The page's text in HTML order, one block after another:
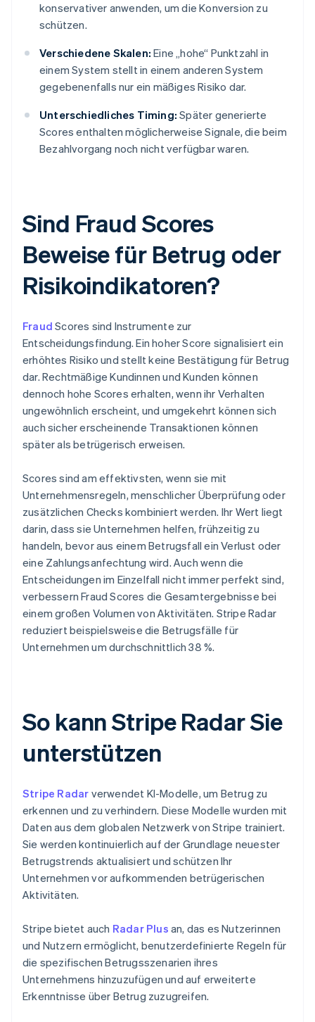
konservativer anwenden, um die Konversion zu
schützen.
Verschiedene Skalen: Eine „hohe“ Punktzahl in
einem System stellt in einem anderen System
gegebenenfalls nur ein mäßiges Risiko dar.
Unterschiedliches Timing: Später generierte
Scores enthalten möglicherweise Signale, die beim
Bezahlvorgang noch nicht verfügbar waren.
Sind Fraud Scores
Beweise für Betrug oder
Risikoindikatoren?
Fraud Scores sind Instrumente zur
Entscheidungsfindung. Ein hoher Score signalisiert ein
erhöhtes Risiko und stellt keine Bestätigung für Betrug
dar. Rechtmäßige Kundinnen und Kunden können
dennoch hohe Scores erhalten, wenn ihr Verhalten
ungewöhnlich erscheint, und umgekehrt können sich
auch sicher erscheinende Transaktionen können
später als betrügerisch erweisen.
Scores sind am effektivsten, wenn sie mit
Unternehmensregeln, menschlicher Überprüfung oder
zusätzlichen Checks kombiniert werden. Ihr Wert liegt
darin, dass sie Unternehmen helfen, frühzeitig zu
handeln, bevor aus einem Betrugsfall ein Verlust oder
eine Zahlungsanfechtung wird. Auch wenn die
Entscheidungen im Einzelfall nicht immer perfekt sind,
verbessern Fraud Scores die Gesamtergebnisse bei
einem großen Volumen von Aktivitäten. Stripe Radar
reduziert beispielsweise die Betrugsfälle für
Unternehmen um durchschnittlich 38 %.
So kann Stripe Radar Sie
unterstützen
Stripe Radar verwendet KI-Modelle, um Betrug zu
erkennen und zu verhindern. Diese Modelle wurden mit
Daten aus dem globalen Netzwerk von Stripe trainiert.
Sie werden kontinuierlich auf der Grundlage neuester
Betrugstrends aktualisiert und schützen Ihr
Unternehmen vor aufkommenden betrügerischen
Aktivitäten.
Stripe bietet auch Radar Plus an, das es Nutzerinnen
und Nutzern ermöglicht, benutzerdefinierte Regeln für
die spezifischen Betrugsszenarien ihres
Unternehmens hinzuzufügen und auf erweiterte
Erkenntnisse über Betrug zuzugreifen.